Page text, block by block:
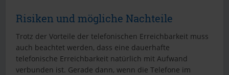
Risiken und mögliche Nachteile
Trotz der Vorteile der telefonischen Erreichbarkeit muss
auch beachtet werden, dass eine dauerhafte
telefonische Erreichbarkeit natürlich mit Aufwand
verbunden ist. Gerade dann, wenn die Telefone im